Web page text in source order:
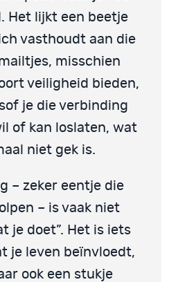
Het lijkt een beetje
vasthoudt aan die
misschien
veiligheid bieden,
je die verbinding
of kan loslaten, wat
niet gek is.
– zeker eentje die
– is vaak niet
je doet”. Het is iets
je leven beïnvloedt,
ook een stukje